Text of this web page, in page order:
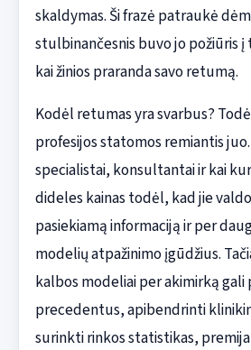
skaldymas. Ši frazė patraukė
stulbinančesnis buvo jo požiūris
kai žinios praranda savo retumą.
Kodėl retumas yra svarbus?
profesijos statomos remiantis
specialistai, konsultantai ir kai
dideles kainas todėl, kad jie
pasiekiamą informaciją ir per
modelių atpažinimo įgūdžius.
kalbos modeliai per akimirką
precedentus, apibendrinti
surinkti rinkos statistikas,